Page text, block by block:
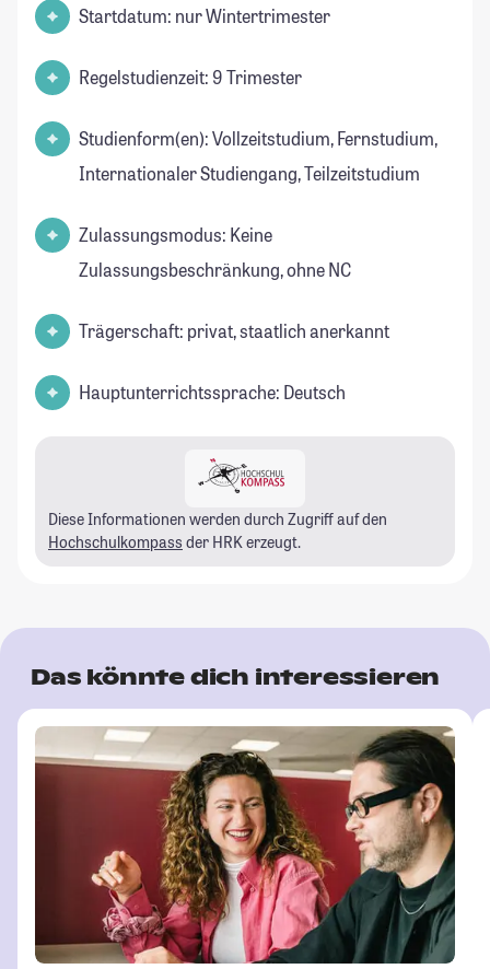
Startdatum: nur Wintertrimester
Regelstudienzeit: 9 Trimester
Studienform(en): Vollzeitstudium, Fernstudium,
Internationaler Studiengang, Teilzeitstudium
Zulassungsmodus: Keine
Zulassungsbeschränkung, ohne NC
Trägerschaft: privat, staatlich anerkannt
Hauptunterrichtssprache: Deutsch
Diese Informationen werden durch Zugriff auf den
Hochschulkompass der HRK erzeugt.
Das könnte dich interessieren